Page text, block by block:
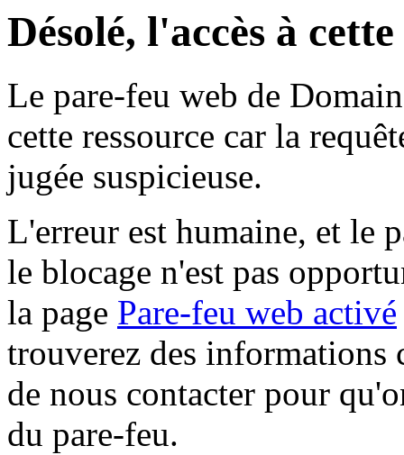
Désolé, l'accès à
Le pare-feu web de
cette ressource car la
jugée suspicieuse.
L'erreur est humaine, et le
le blocage n'est pas
la page Pare-feu web activé
trouverez des informations
de nous contacter pour
du pare-feu.